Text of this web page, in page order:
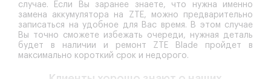
случае. Если Вы заранее знаете, что нужна именно
замена аккумулятора на ZTE, можно предварительно
записаться на удобное для Вас время. В этом случае
Вы точно сможете избежать очереди, нужная деталь
будет в наличии и ремонт ZTE Blade пройдет в
максимально короткий срок и недорого.